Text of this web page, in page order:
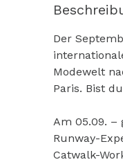
Der
Modewelt
Paris. Bist
Am 05.09.
Runway-
Catwalk-